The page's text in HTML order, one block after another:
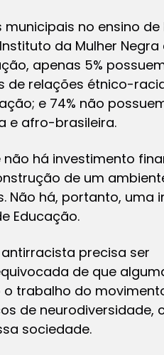
municipais no ensino
da Mulher Negra
apenas 5%
relações étnico-
e 74% não
e afro-brasileira.
há investimento
de um
há, portanto, uma
Educação.
precisa ser
de que
trabalho do
de neurodiversidade,
sociedade.